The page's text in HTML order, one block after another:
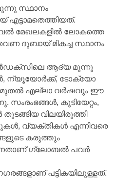
സ്ഥാനം
എട്ടാമതെത്തിയത്.
മേഖലകളില്‍ ലോകത്തെ
ദുബായ് മികച്ച സ്ഥാനം
ആദ്യ മൂന്നൂ
ന്യൂയോര്‍ക്ക്, ടോക്യോ
മുതല്‍ എല്ലാ വര്‍ഷവും ഈ
സംരംഭങ്ങള്‍, കുടിയേറ്റം,
വിലയിരുത്തി
വ്യക്തികള്‍ എന്നിവരെ
കരുത്തും
ഗ്ലോബല്‍ പവര്‍
പട്ടികയിലുള്ളത്.